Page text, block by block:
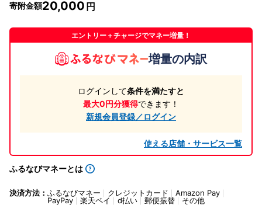
寄附金額20,000
エントリー＋チャージでマネー増量！
増量の内訳
ログインして条件を満たすと
最大0円分獲得できます！
新規会員登録／ログイン
使える店舗・サービス一覧
ふるなびマネーとは
決済方法： ふるなびマネー クレジットカード
Amazon Pay
PayPay
楽天ペイ d払い 郵便振替 その他